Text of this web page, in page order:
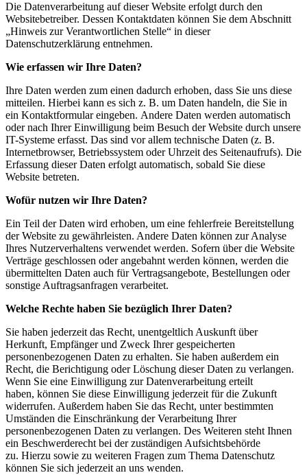
Die Datenverarbeitung auf dieser Website erfolgt durch den
Websitebetreiber. Dessen Kontaktdaten können Sie dem Abschnitt
„Hinweis zur Verantwortlichen Stelle“ in dieser
Datenschutzerklärung entnehmen.
Wie erfassen wir Ihre Daten?
Ihre Daten werden zum einen dadurch erhoben, dass Sie uns diese
mitteilen. Hierbei kann es sich z. B. um Daten handeln, die Sie in
ein Kontaktformular eingeben. Andere Daten werden automatisch
oder nach Ihrer Einwilligung beim Besuch der Website durch unsere
IT-Systeme erfasst. Das sind vor allem technische Daten (z. B.
Internetbrowser, Betriebssystem oder Uhrzeit des Seitenaufrufs). Die
Erfassung dieser Daten erfolgt automatisch, sobald Sie diese
Website betreten.
Wofür nutzen wir Ihre Daten?
Ein Teil der Daten wird erhoben, um eine fehlerfreie Bereitstellung
der Website zu gewährleisten. Andere Daten können zur Analyse
Ihres Nutzerverhaltens verwendet werden. Sofern über die Website
Verträge geschlossen oder angebahnt werden können, werden die
übermittelten Daten auch für Vertragsangebote, Bestellungen oder
sonstige Auftragsanfragen verarbeitet.
Welche Rechte haben Sie bezüglich Ihrer Daten?
Sie haben jederzeit das Recht, unentgeltlich Auskunft über
Herkunft, Empfänger und Zweck Ihrer gespeicherten
personenbezogenen Daten zu erhalten. Sie haben außerdem ein
Recht, die Berichtigung oder Löschung dieser Daten zu verlangen.
Wenn Sie eine Einwilligung zur Datenverarbeitung erteilt
haben, können Sie diese Einwilligung jederzeit für die Zukunft
widerrufen. Außerdem haben Sie das Recht, unter bestimmten
Umständen die Einschränkung der Verarbeitung Ihrer
personenbezogenen Daten zu verlangen. Des Weiteren steht Ihnen
ein Beschwerderecht bei der zuständigen Aufsichtsbehörde
zu. Hierzu sowie zu weiteren Fragen zum Thema Datenschutz
können Sie sich jederzeit an uns wenden.